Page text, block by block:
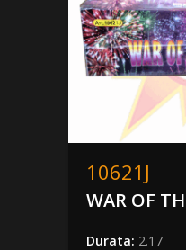
questo
campo.
10621J
WAR OF
Durata: 2.17